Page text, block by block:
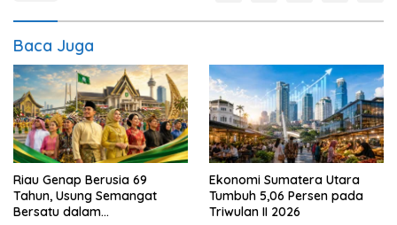
Baca Juga
Riau Genap Berusia 69
Tahun, Usung Semangat
Bersatu dalam
Ekonomi Sumatera Utara
Tumbuh 5,06 Persen pada
Triwulan II 2026